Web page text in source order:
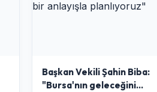
Başkan Vekili Şahin Biba:
"Bursa'nın geleceğini